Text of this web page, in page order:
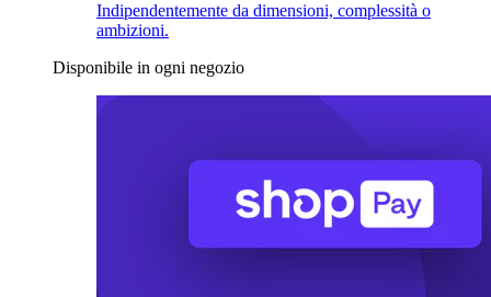
Indipendentemente da dimensioni, complessità o
ambizioni.
Disponibile in ogni negozio